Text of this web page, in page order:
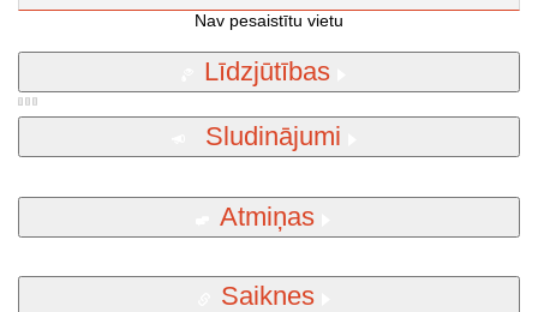
Nav pesaistītu vietu
Līdzjūtības
Sludinājumi
Atmiņas
Saiknes